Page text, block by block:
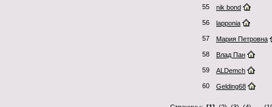
55 nik bond
56 lapponia
57 Мария Петровна
58 Влад Пан
59 ALDemch
60 Gelding68